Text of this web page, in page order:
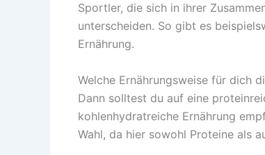
Sportler, die sich in ihrer
unterscheiden. So gibt es
Ernährung.
Welche Ernährungsweise für dich
Dann solltest du auf eine
kohlenhydratreiche Ernährung
Wahl, da hier sowohl Proteine als